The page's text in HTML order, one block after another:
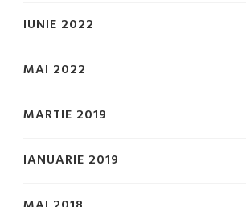
IUNIE 2022
MAI 2022
MARTIE 2019
IANUARIE 2019